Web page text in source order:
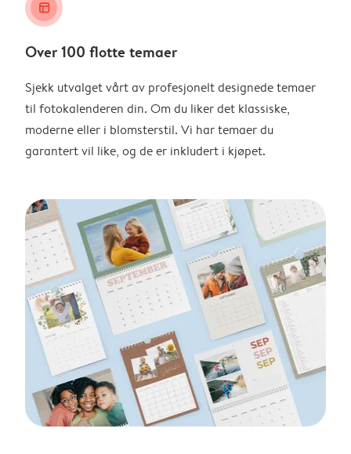
layout_alt
Over 100 flotte temaer
Sjekk utvalget vårt av profesjonelt designede temaer
til fotokalenderen din. Om du liker det klassiske,
moderne eller i blomsterstil. Vi har temaer du
garantert vil like, og de er inkludert i kjøpet.